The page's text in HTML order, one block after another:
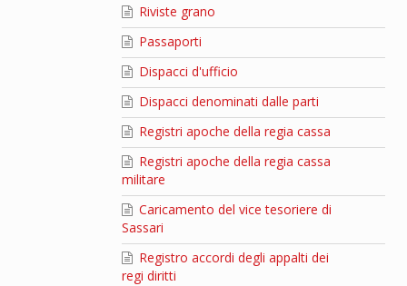
Riviste grano
Passaporti
Dispacci d'ufficio
Dispacci denominati dalle parti
Registri apoche della regia cassa
Registri apoche della regia cassa
militare
Caricamento del vice tesoriere di
Sassari
Registro accordi degli appalti dei
regi diritti